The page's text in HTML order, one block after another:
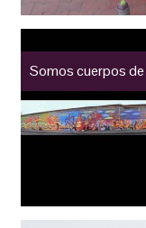
Somos cuerpos de